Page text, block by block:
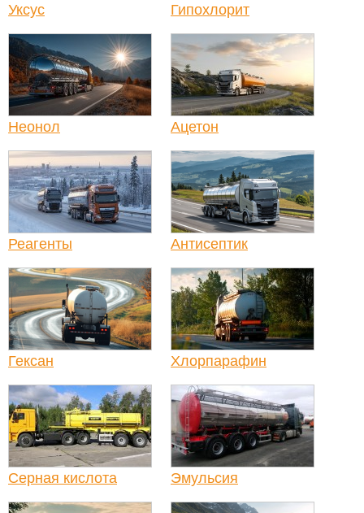
Уксус Гипохлорит
Неонол Ацетон
Реагенты Антисептик
Гексан Хлорпарафин
Серная кислота Эмульсия